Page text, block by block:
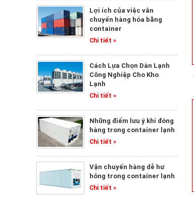
Lợi ích của việc vân
chuyển hàng hóa bằng
container
Chi tiết »
Cách Lựa Chọn Dàn Lạnh
Công Nghiệp Cho Kho
Lạnh
Chi tiết »
Những điểm lưu ý khi đóng
hàng trong container lạnh
Chi tiết »
Vận chuyển hàng dễ hư
hỏng trong container lạnh
Chi tiết »